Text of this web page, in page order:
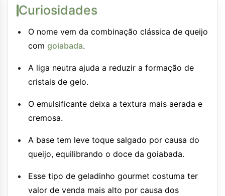
Curiosidades
O nome vem da combinação clássica de queijo
com goiabada.
A liga neutra ajuda a reduzir a formação de
cristais de gelo.
O emulsificante deixa a textura mais aerada e
cremosa.
A base tem leve toque salgado por causa do
queijo, equilibrando o doce da goiabada.
Esse tipo de geladinho gourmet costuma ter
valor de venda mais alto por causa dos